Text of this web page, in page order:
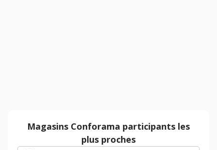
Magasins Conforama participants les
plus proches